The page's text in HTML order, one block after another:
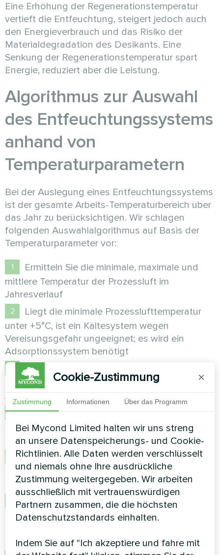
Eine Erhöhung der Regenerationstemperatur
vertieft die Entfeuchtung, steigert jedoch auch
den Energieverbrauch und das Risiko der
Materialdegradation des Desikants. Eine
Senkung der Regenerationstemperatur spart
Energie, reduziert aber die Leistung.
Algorithmus zur Auswahl
des Entfeuchtungssystems
anhand von
Temperaturparametern
Bei der Auslegung eines Entfeuchtungssystems
ist der gesamte Arbeits-Temperaturbereich über
das Jahr zu berücksichtigen. Wir schlagen
folgenden Auswahlalgorithmus auf Basis der
Temperaturparameter vor:
Ermitteln Sie die minimale, maximale und
mittlere Temperatur der Prozessluft im
Jahresverlauf
Liegt die minimale Prozesslufttemperatur
unter +5°C, ist ein Kältesystem wegen
Vereisungsgefahr ungeeignet; es wird ein
Adsorptionssystem benötigt
Liegt die Temperatur im Bereich von +5°C
bis +35°C, ist ein Kältesystem für die meisten
Anwendungen energetisch optimal
Liegt die Temperatur über +35°C, ziehen Sie
Vorkühlung vor der Entfeuchtung oder ein
kombiniertes System in Betracht
Bewerten Sie die saisonalen
Leistungsschwankungen für den gewählten
Systemtyp
Legen Sie für Adsorptionssysteme die
optimale Regenerationstemperatur fest,
Bereichs für den gewählten Desikanttyp
Cookie-Zustimmung ×
Zustimmung Informationen Über das Programm
Bei Mycond Limited halten wir uns streng
an unsere Datenspeicherungs- und Cookie-
Richtlinien. Alle Daten werden verschlüsselt
und niemals ohne Ihre ausdrückliche
Zustimmung weitergegeben. Wir arbeiten
ausschließlich mit vertrauenswürdigen
Partnern zusammen, die die höchsten
Datenschutzstandards einhalten.
Indem Sie auf "Ich akzeptiere und fahre mit